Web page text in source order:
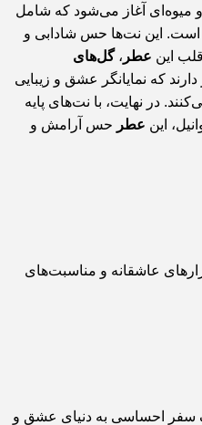
و میوه‌ای آغاز می‌شود که شامل
است. این نت‌ها حس شادابی و
این عطر ،گل‌های
دارند که نمایانگر عشق و زیبایی
در نهایت، با نت‌های پایه
این عطر حس آرامش و
عاشقانه و مناسبت‌های
سفر احساسی به دنیای عشق و